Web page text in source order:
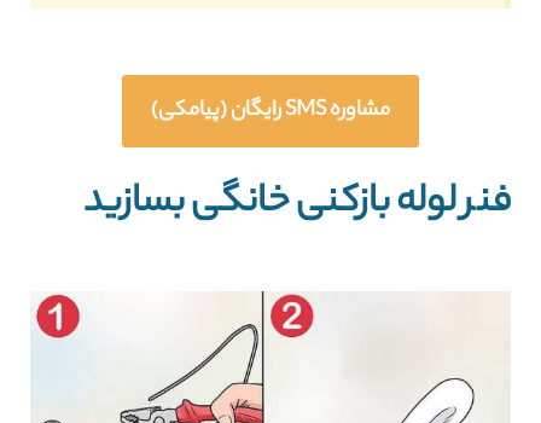
مشاوره SMS رایگان (پیامکی)
فنر لوله بازکنی خانگی بسازید